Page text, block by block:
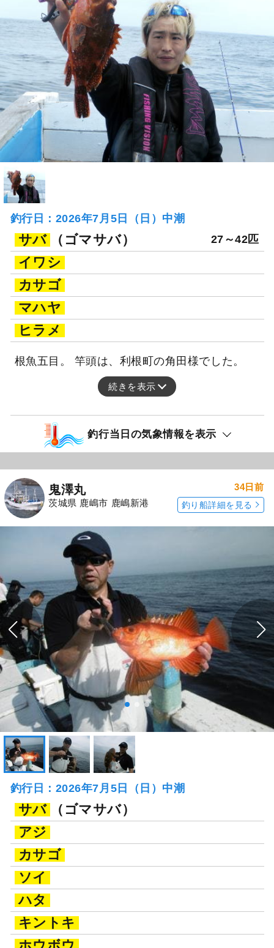
釣行日：2026年7月5日（日）中潮
サバ （ゴマサバ） 27～42匹
イワシ
カサゴ
マハヤ
ヒラメ
根魚五目。 竿頭は、利根町の角田様でした。
続きを表示
釣行当日の気象情報を表示
鬼澤丸
茨城県 鹿嶋市 鹿嶋新港
34日前
釣り船詳細を見る
釣行日：2026年7月5日（日）中潮
サバ
（ゴマサバ）
アジ
カサゴ
ソイ
ハタ
キントキ